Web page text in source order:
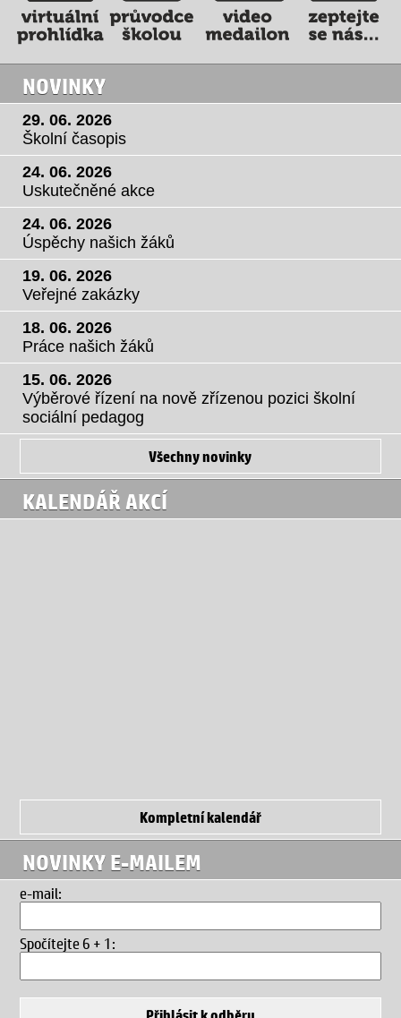
NOVINKY
29. 06. 2026
Školní časopis
24. 06. 2026
Uskutečněné akce
24. 06. 2026
Úspěchy našich žáků
19. 06. 2026
Veřejné zakázky
18. 06. 2026
Práce našich žáků
15. 06. 2026
Výběrové řízení na nově zřízenou pozici školní
sociální pedagog
Všechny novinky
KALENDÁŘ AKCÍ
Kompletní kalendář
NOVINKY E-MAILEM
e-mail:
Spočítejte 6 + 1 :